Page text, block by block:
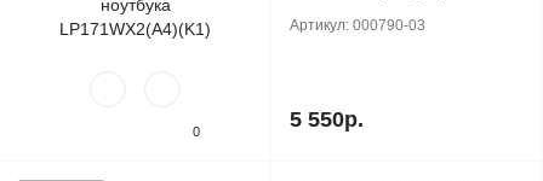
0
Артикул: 000790-03
5 550р.